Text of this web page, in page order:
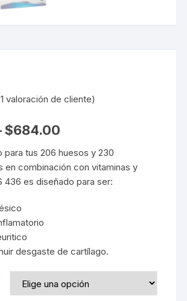
1 valoración de cliente)
$684.00
para tus 206 huesos y 230
en combinación con vitaminas y
436 es diseñado para ser:
desgaste de cartílago.